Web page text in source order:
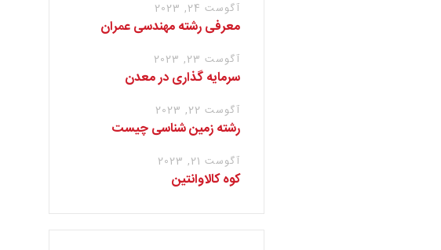
آگوست 24, 2023
معرفی رشته مهندسی عمران
آگوست 23, 2023
سرمایه گذاری در معدن
آگوست 22, 2023
رشته زمین شناسی چیست
آگوست 21, 2023
کوه کالاوانتین